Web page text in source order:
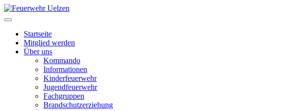
Startseite
Mitglied werden
Über uns
Kommando
Informationen
Kinderfeuerwehr
Jugendfeuerwehr
Fachgruppen
Brandschutzerziehung